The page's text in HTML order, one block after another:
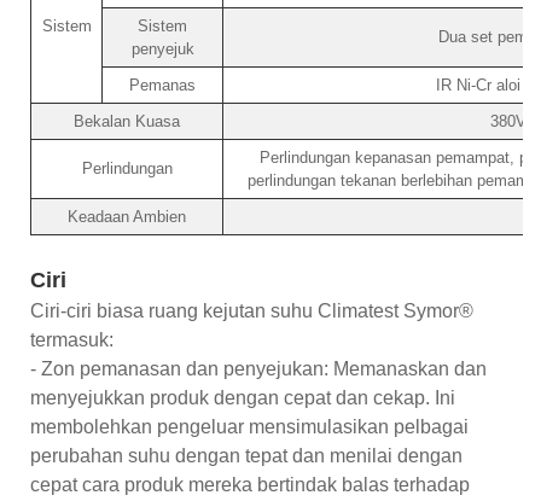
Sistem
Sistem
penyejuk
Dua set
Pemanas
IR Ni-Cr aloi
Bekalan Kuasa
380V/
Perlindungan
Perlindungan kepanasan pemampat,
perlindungan tekanan berlebihan
Keadaan Ambien
Ciri
Ciri-ciri biasa ruang kejutan suhu Climatest Symor®
termasuk:
- Zon pemanasan dan penyejukan: Memanaskan dan
menyejukkan produk dengan cepat dan cekap. Ini
membolehkan pengeluar mensimulasikan pelbagai
perubahan suhu dengan tepat dan menilai dengan
cepat cara produk mereka bertindak balas terhadap